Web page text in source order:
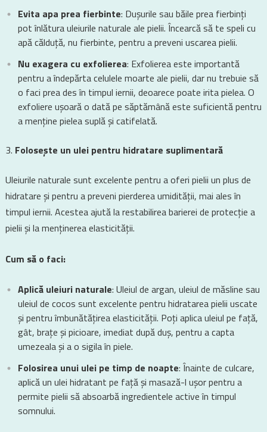
Evita apa prea fierbinte: Dușurile sau băile prea fierbinți
pot înlătura uleiurile naturale ale pielii. Încearcă să te speli cu
apă călduță, nu fierbinte, pentru a preveni uscarea pielii.
Nu exagera cu exfolierea: Exfolierea este importantă
pentru a îndepărta celulele moarte ale pielii, dar nu trebuie să
o faci prea des în timpul iernii, deoarece poate irita pielea. O
exfoliere ușoară o dată pe săptămână este suficientă pentru
a menține pielea suplă și catifelată.
Folosește un ulei pentru hidratare suplimentară
Uleiurile naturale sunt excelente pentru a oferi pielii un plus de
hidratare și pentru a preveni pierderea umidității, mai ales în
timpul iernii. Acestea ajută la restabilirea barierei de protecție a
pielii și la menținerea elasticității.
Cum să o faci:
Aplică uleiuri naturale: Uleiul de argan, uleiul de măsline sau
uleiul de cocos sunt excelente pentru hidratarea pielii uscate
și pentru îmbunătățirea elasticității. Poți aplica uleiul pe față,
gât, brațe și picioare, imediat după duș, pentru a capta
umezeala și a o sigila în piele.
Folosirea unui ulei pe timp de noapte: Înainte de culcare,
aplică un ulei hidratant pe față și masază-l ușor pentru a
permite pielii să absoarbă ingredientele active în timpul
somnului.